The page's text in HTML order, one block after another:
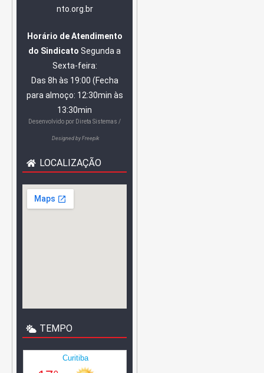
nto.org.br
Horário de Atendimento
do Sindicato Segunda a
Sexta-feira:
Das 8h às 19:00 (Fecha
para almoço: 12:30min às
13:30min
Desenvolvido por Direta Sistemas /
Designed by Freepik
LOCALIZAÇÃO
TEMPO